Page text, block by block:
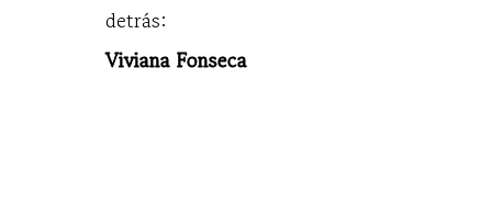
detrás:
Viviana Fonseca